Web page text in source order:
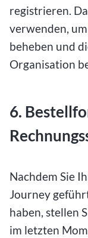
registrieren.
verwenden, um
beheben und
Organisation
6.
Nachdem Sie
Journey
haben, stellen
im letzten